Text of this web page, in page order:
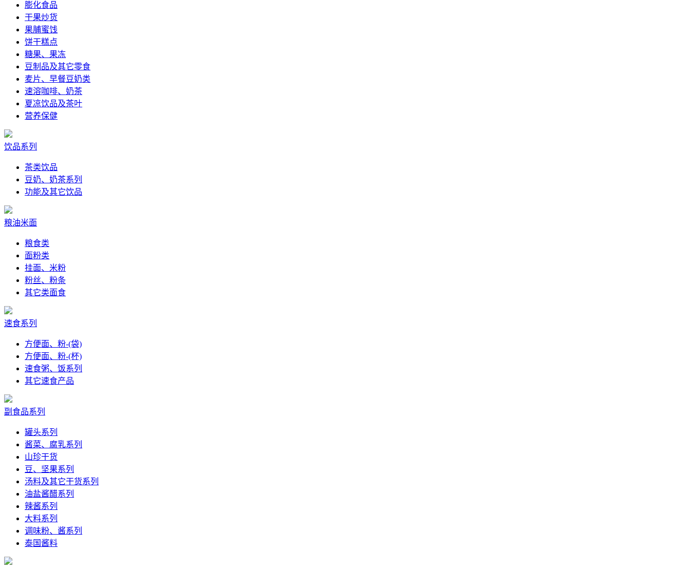
膨化食品
干果炒货
果脯蜜饯
饼干糕点
糖果、果冻
豆制品及其它零食
麦片、早餐豆奶类
速溶咖啡、奶茶
夏凉饮品及茶叶
营养保健
饮品系列
茶类饮品
豆奶、奶茶系列
功能及其它饮品
粮油米面
粮食类
面粉类
挂面、米粉
粉丝、粉条
其它类面食
速食系列
方便面、粉-(袋)
方便面、粉-(杯)
速食粥、饭系列
其它速食产品
副食品系列
罐头系列
酱菜、腐乳系列
山珍干货
豆、坚果系列
汤料及其它干货系列
油盐酱醋系列
辣酱系列
大料系列
调味粉、酱系列
泰国酱料